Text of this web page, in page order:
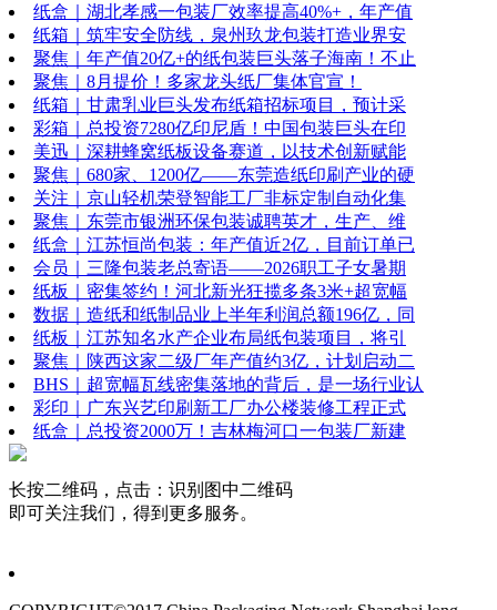
纸盒｜湖北孝感一包装厂效率提高40%+，年产值
纸箱｜筑牢安全防线，泉州玖龙包装打造业界安
聚焦｜年产值20亿+的纸包装巨头落子海南！不止
聚焦｜8月提价！多家龙头纸厂集体官宣！
纸箱｜甘肃乳业巨头发布纸箱招标项目，预计采
彩箱｜总投资7280亿印尼盾！中国包装巨头在印
美迅｜深耕蜂窝纸板设备赛道，以技术创新赋能
聚焦｜680家、1200亿——东莞造纸印刷产业的硬
关注｜京山轻机荣登智能工厂非标定制自动化集
聚焦｜东莞市银洲环保包装诚聘英才，生产、维
纸盒｜江苏恒尚包装：年产值近2亿，目前订单已
会员｜三隆包装老总寄语——2026职工子女暑期
纸板｜密集签约！河北新光狂揽多条3米+超宽幅
数据｜造纸和纸制品业上半年利润总额196亿，同
纸板｜江苏知名水产企业布局纸包装项目，将引
聚焦｜陕西这家二级厂年产值约3亿，计划启动二
BHS｜超宽幅瓦线密集落地的背后，是一场行业认
彩印｜广东兴艺印刷新工厂办公楼装修工程正式
纸盒｜总投资2000万！吉林梅河口一包装厂新建
长按二维码，点击：识别图中二维码
即可关注我们，得到更多服务。